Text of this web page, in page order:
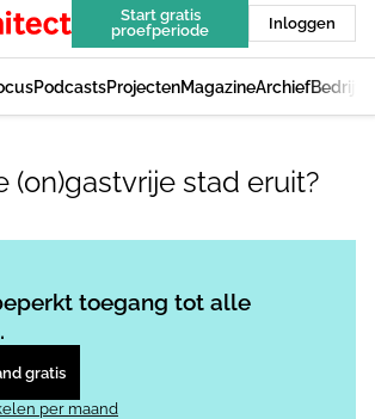
Start gratis
proefperiode
Inloggen
PodcastsProjectenMagazineArchief
(on)gastvrije stad eruit?
toegang tot alle
gratis
per maand